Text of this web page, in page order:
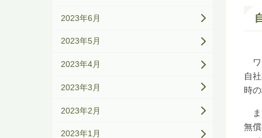
ワ
自
時
ま
無
2023年6月
2023年5月
2023年4月
2023年3月
2023年2月
2023年1月